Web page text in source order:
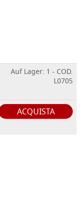
Auf Lager: 1 - COD.
L0705
ACQUISTA